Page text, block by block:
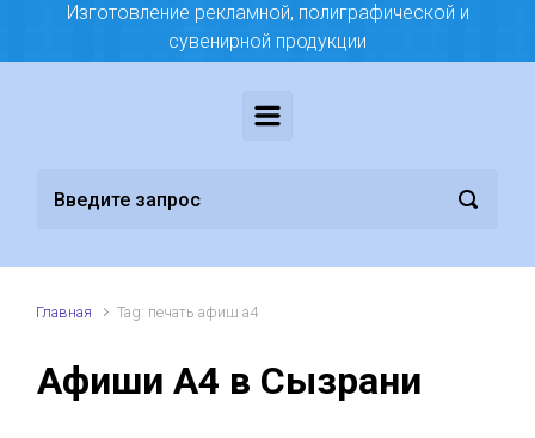
Изготовление рекламной, полиграфической и
сувенирной продукции
Главная Tag: печать афиш а4
Афиши А4 в Сызрани